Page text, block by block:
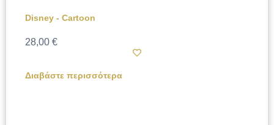
Disney - Cartoon
28,00 €
Διαβάστε περισσότερα